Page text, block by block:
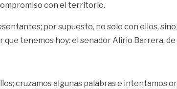
con el territorio.
por supuesto, no solo con ellos,
tenemos hoy: el senador Alirio Barrera,
cruzamos algunas palabras e intentamos